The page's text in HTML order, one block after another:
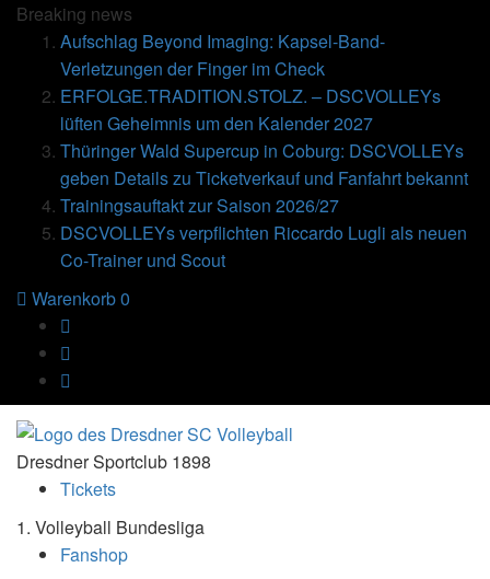
Breaking news
Aufschlag Beyond Imaging: Kapsel-Band-
Verletzungen der Finger im Check
ERFOLGE.TRADITION.STOLZ. – DSCVOLLEYs
lüften Geheimnis um den Kalender 2027
Thüringer Wald Supercup in Coburg: DSCVOLLEYs
geben Details zu Ticketverkauf und Fanfahrt bekannt
Trainingsauftakt zur Saison 2026/27
DSCVOLLEYs verpflichten Riccardo Lugli als neuen
Co-Trainer und Scout
Warenkorb0
Dresdner Sportclub 1898
Tickets
1. Volleyball Bundesliga
Fanshop